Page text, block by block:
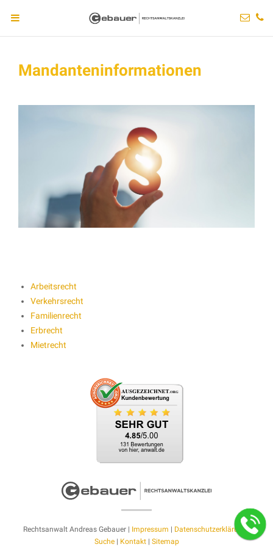
Mandanteninformationen
Arbeitsrecht
Verkehrsrecht
Familienrecht
Erbrecht
Mietrecht
Rechtsanwalt Andreas Gebauer | Impressum | Datenschutzerklärung|
Suche| Kontakt| Sitemap